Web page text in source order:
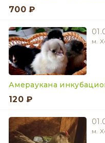
700 ₽
м.
Амераукана
120 ₽
м.